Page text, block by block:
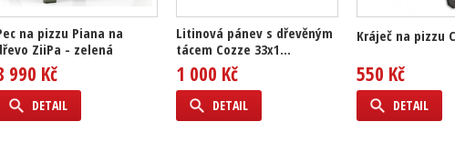
na pizzu Piana na
ZiiPa - zelená
990 Kč
DETAIL
Litinová pánev s dřevěným
tácem Cozze 33x1...
1 000 Kč
DETAIL
Kráječ na pizzu
550 Kč
DETAIL